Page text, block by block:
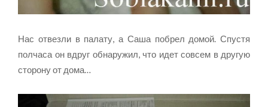
Нас отвезли в палату, а Саша побрел домой. Спустя
полчаса он вдруг обнаружил, что идет совсем в другую
сторону от дома…